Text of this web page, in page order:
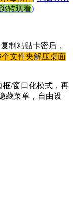
转观看)
制粘贴卡密后，
文件夹解压桌面
框/窗口化模式，再
藏菜单，自由设